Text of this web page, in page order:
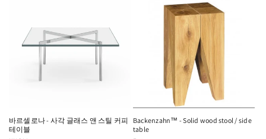
바르셀로나 - 사각 글래스 앤 스틸 커피
테이블
Backenzahn™ - Solid wood stool / side
table